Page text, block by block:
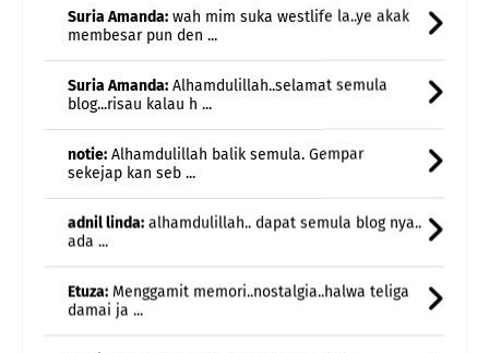
Suria Amanda: Alhamdulillah..selamat semula
blog...risau kalau h ...
notie:Alhamdulillah balik semula. Gempar
sekejap kan seb ...
adnil linda:alhamdulillah.. dapat semula blog nya..
ada ...
Etuza:Menggamit memori..nostalgia..halwa teliga
damai ja ...
Rawiwa:Lagu Season In The Son tu akak
sukaaaaa🥰🤗